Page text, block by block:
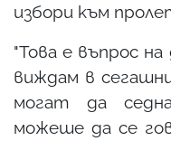
избори към
"Това е въпрос
виждам в
могат да
можеше да се